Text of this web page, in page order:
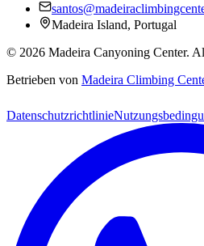
Madeira Island, Portugal
© 2026 Madeira Canyoning Center.
Betrieben von Madeira Climbing
Datenschutzrichtlinie